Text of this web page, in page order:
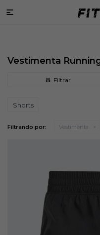

Vestimenta
Shorts
Filtrando por: Vestimenta